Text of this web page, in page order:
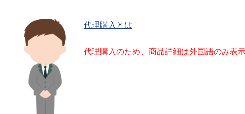
代理購入とは
代理購入のため、商品詳細は外国語のみ表